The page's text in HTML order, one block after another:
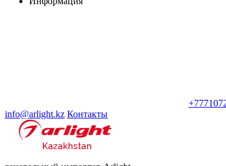
info@arlight.kz Контакты